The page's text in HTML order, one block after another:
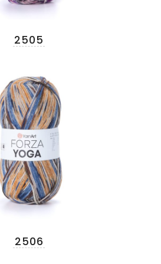
2505
2506